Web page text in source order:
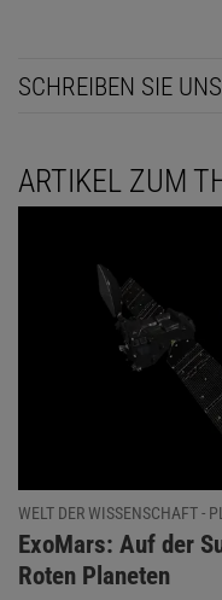
SCHREIBEN SIE
ARTIKEL ZUM
WELT DER WISSENSCHAFT -
:
ExoMars: Auf der
Roten Planeten